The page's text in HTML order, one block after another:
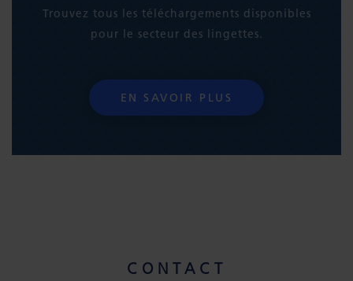
Trouvez tous les téléchargements disponibles
pour le secteur des lingettes.
EN SAVOIR PLUS
CONTACT